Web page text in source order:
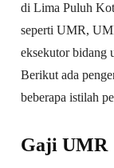
di Lima Puluh
seperti UMR,
eksekutor bidang
Berikut ada
beberapa istilah
Gaji UMR